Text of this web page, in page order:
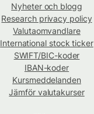
Nyheter och blogg
Research privacy policy
Valutaomvandlare
International stock ticker
SWIFT/BIC-koder
IBAN-koder
Kursmeddelanden
Jämför valutakurser